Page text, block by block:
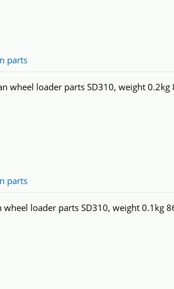
parts
wheel loader parts SD310, weight
parts
loader parts SD310, weight 0.1kg